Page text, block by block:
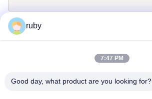
ruby
7:47 PM
Good day, what product are you looking for?